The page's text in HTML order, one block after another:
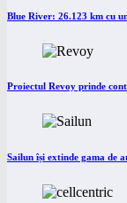
Blue River: 26.123 km cu
Proiectul Revoy prinde
Sailun își extinde gama de